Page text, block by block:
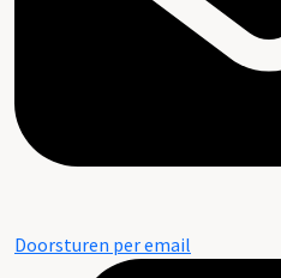
Doorsturen per email